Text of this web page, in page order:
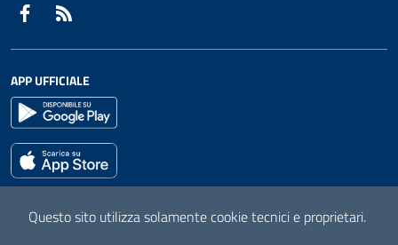
Facebook
APP UFFICIALE
Questo sito utilizza solamente cookie tecnici e proprietari.